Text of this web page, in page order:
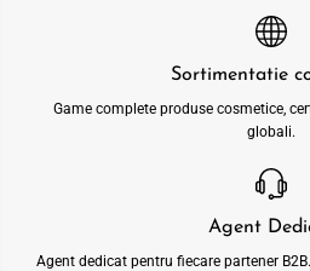
Sortimentatie
Game complete produse cosmetice,
globali.
Agent
Agent dedicat pentru fiecare partener